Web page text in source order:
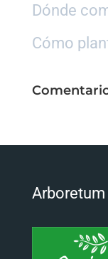
Dónde
Cómo
Arboretum